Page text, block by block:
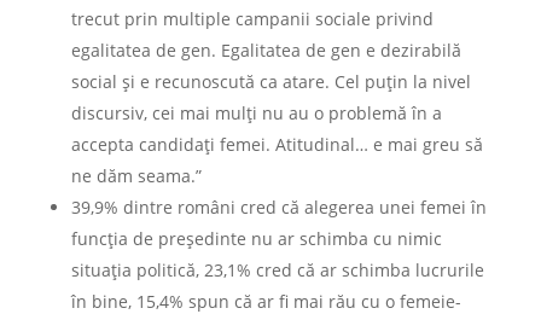
trecut prin multiple campanii sociale privind
egalitatea de gen. Egalitatea de gen e dezirabilă
social şi e recunoscută ca atare. Cel puţin la nivel
discursiv, cei mai mulţi nu au o problemă în a
accepta candidaţi femei. Atitudinal… e mai greu să
ne dăm seama.”
39,9% dintre români cred că alegerea unei femei în
funcţia de preşedinte nu ar schimba cu nimic
situaţia politică, 23,1% cred că ar schimba lucrurile
în bine, 15,4% spun că ar fi mai rău cu o femeie-